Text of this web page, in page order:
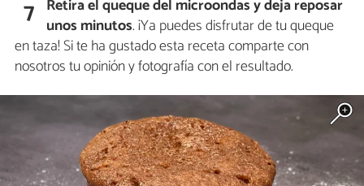
7 Retira el queque del microondas y deja reposar
unos minutos. ¡Ya puedes disfrutar de tu queque
en taza! Si te ha gustado esta receta comparte con
nosotros tu opinión y fotografía con el resultado.